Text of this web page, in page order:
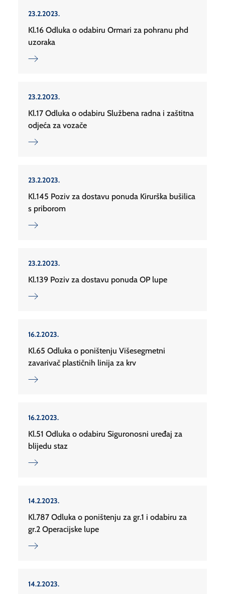
23.2.2023.
Kl.16 Odluka o odabiru Ormari za pohranu phd
uzoraka
23.2.2023.
Kl.17 Odluka o odabiru Službena radna i zaštitna
odjeća za vozače
23.2.2023.
Kl.145 Poziv za dostavu ponuda Kirurška bušilica
s priborom
23.2.2023.
Kl.139 Poziv za dostavu ponuda OP lupe
16.2.2023.
Kl.65 Odluka o poništenju Višesegmetni
zavarivač plastičnih linija za krv
16.2.2023.
Kl.51 Odluka o odabiru Siguronosni uređaj za
blijedu staz
14.2.2023.
Kl.787 Odluka o poništenju za gr.1 i odabiru za
gr.2 Operacijske lupe
14.2.2023.